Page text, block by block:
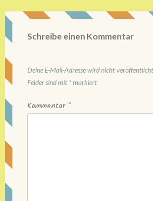
Schreibe einen Kommentar
Deine E-Mail-Adresse wird nicht
Felder sind mit *markiert
Kommentar *